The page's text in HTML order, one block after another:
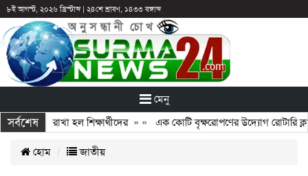
৮ই আগস্ট, ২০২৬ খ্রিস্টাব্দ| ২৪শে শ্রাবণ, ১৪৩৩ বঙ্গাব্দ
মেনু
সর্বশেষ
রাখা হল শিক্ষার্থীদের» « এক কোটি বৃক্ষরোপণের উদ্যোগ রোটারি
হোম জাতীয়